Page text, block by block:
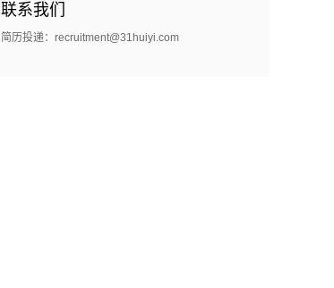
联系我们
简历投递：recruitment@31huiyi.com